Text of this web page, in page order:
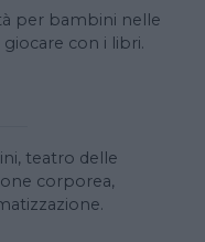
per bambini nelle
con i libri.
teatro delle
corporea,